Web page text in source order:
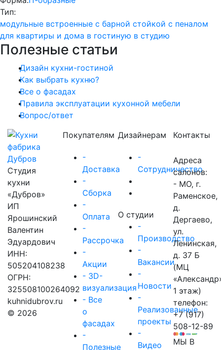
Тип:
модульные встроенные с барной стойкой с пеналом
для квартиры и дома в гостиную в студию
Полезные статьи
Дизайн кухни-гостиной
Как выбрать кухню?
Все о фасадах
Правила эксплуатации кухонной мебели
Вопрос/ответ
Студия
кухни
«Дубров»
ИП
Ярошинский
Валентин
Эдуардович
ИНН:
505204108238
ОГРН:
325508100264092
kuhnidubrov.ru
© 2026
Покупателям
-
Доставка
-
Сборка
-
Оплата
-
Рассрочка
-
Акции
- 3D-
визуализация
- Все
о
фасадах
-
Полезные
Дизайнерам
-
Сотрудничество
О студии
-
Производство
-
Вакансии
-
Новости
-
Реализованные
проекты
-
Видео
Контакты
Адреса
салонов:
- МО, г.
Раменское,
д.
Дергаево,
ул.
Ленинская,
д. 37 Б
(МЦ
1 этаж)
телефон:
+7 (917)
508-12-89
МЫ В